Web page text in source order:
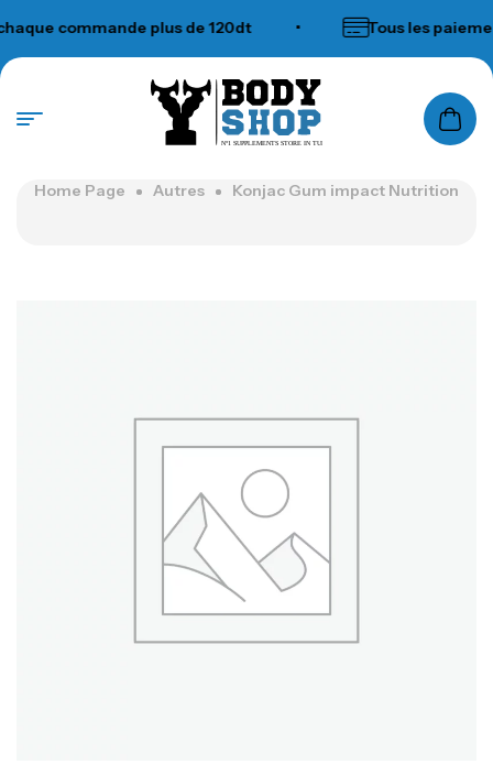
commande plus de 120dt Tous les
N°1 SUPPLEMENTS STORE IN TUNISIA
Home Page Autres Konjac Gum impact Nutrition